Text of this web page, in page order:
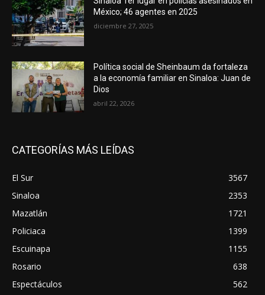
México; 46 agentes en 2025
diciembre 27, 2025
Política social de Sheinbaum da fortaleza
a la economía familiar en Sinaloa: Juan de
Dios
abril 22, 2026
CATEGORÍAS MÁS LEÍDAS
El Sur
3567
Sinaloa
2353
Mazatlán
1721
Policiaca
1399
Escuinapa
1155
Rosario
638
Espectáculos
562